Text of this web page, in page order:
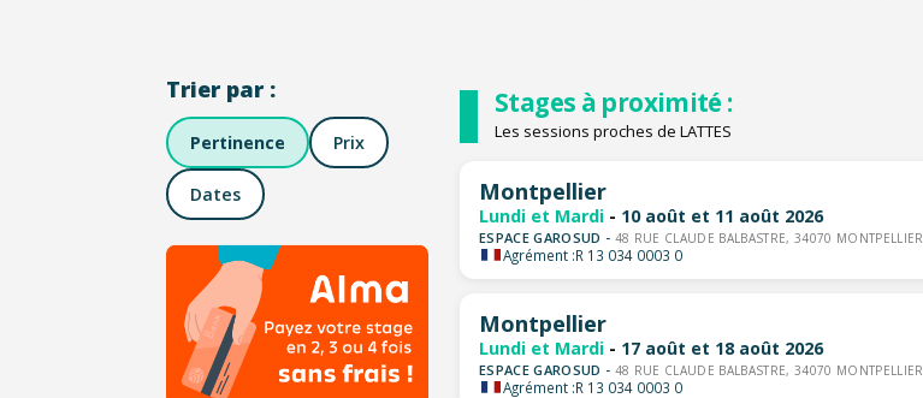
Trier par :
Pertinence Prix
Dates
Stages à proximité :
Les sessions proches de LATTES
Montpellier
Lundi et Mardi - 10 août et 11 août 2026
ESPACE GAROSUD - 48 RUE CLAUDE BALBASTRE, 34070 MONTPELLIER
Agrément :R 13 034 0003 0
Montpellier
Lundi et Mardi - 17 août et 18 août 2026
ESPACE GAROSUD - 48 RUE CLAUDE BALBASTRE, 34070 MONTPELLIER
Agrément :R 13 034 0003 0